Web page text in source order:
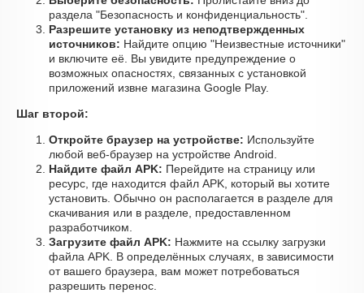
раздела "Безопасность и конфиденциальность".
Разрешите установку из неподтвержденных
источников: Найдите опцию "Неизвестные источники"
и включите её. Вы увидите предупреждение о
возможных опасностях, связанных с установкой
приложений извне магазина Google Play.
Шаг второй:
Откройте браузер на устройстве: Используйте
любой веб-браузер на устройстве Android.
Найдите файл APK: Перейдите на страницу или
ресурс, где находится файл APK, который вы хотите
установить. Обычно он располагается в разделе для
скачивания или в разделе, предоставленном
разработчиком.
Загрузите файл APK: Нажмите на ссылку загрузки
файла APK. В определённых случаях, в зависимости
от вашего браузера, вам может потребоваться
разрешить перенос.